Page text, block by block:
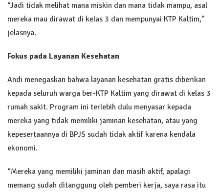
“Jadi tidak melihat mana miskin dan mana tidak mampu, asal
mereka mau dirawat di kelas 3 dan mempunyai KTP Kaltim,”
jelasnya.
Fokus pada Layanan Kesehatan
Andi menegaskan bahwa layanan kesehatan gratis diberikan
kepada seluruh warga ber-KTP Kaltim yang dirawat di kelas 3
rumah sakit. Program ini terlebih dulu menyasar kepada
mereka yang tidak memiliki jaminan kesehatan, atau yang
kepesertaannya di BPJS sudah tidak aktif karena kendala
ekonomi.
“Mereka yang memiliki jaminan dan masih aktif, apalagi
memang sudah ditanggung oleh pemberi kerja, saya rasa itu